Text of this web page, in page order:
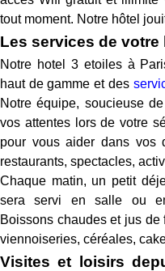
tout moment. Notre hôtel
Les services de votre
Notre hotel 3 etoiles à
haut de gamme et des
Notre équipe, soucieuse
vos attentes lors de votre
pour vous aider dans vos
restaurants, spectacles,
Chaque matin, un petit
sera servi en salle ou
Boissons chaudes et jus
viennoiseries, céréales,
Visites et loisirs